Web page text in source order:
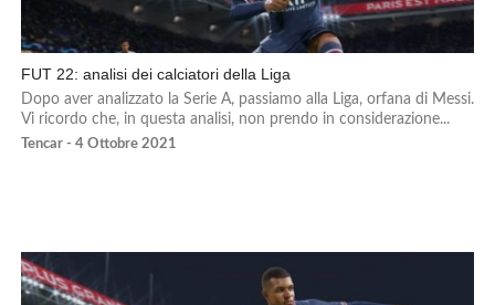
FUT 22: analisi dei calciatori della Liga
Dopo aver analizzato la Serie A, passiamo alla Liga, orfana di Messi.
Vi ricordo che, in questa analisi, non prendo in considerazione...
Tencar - 4 Ottobre 2021